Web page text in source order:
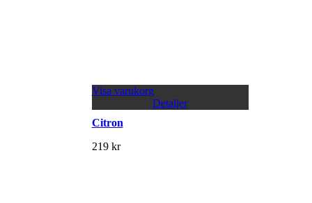
Visa varukorg
Detaljer
Citron
219 kr